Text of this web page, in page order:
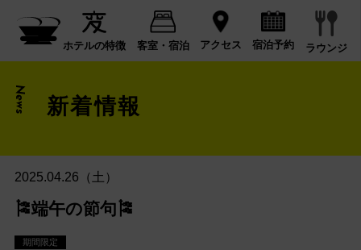
ホテルの特徴 客室・宿泊 アクセス 宿泊予約 ラウンジ
News 新着情報
2025.04.26（土）
🎏端午の節句🎏
期間限定